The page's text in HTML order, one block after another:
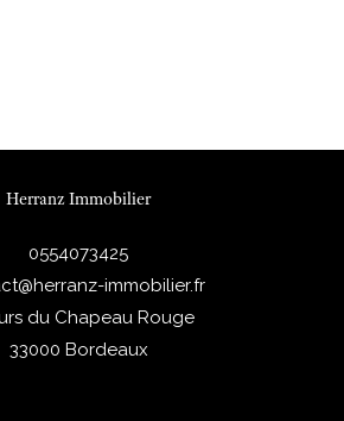
Herranz Immobilier
0554073425
immobilier.fr
du Chapeau Rouge
33000
Bordeaux